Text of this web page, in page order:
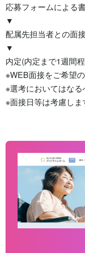
応募フォームによる
▼
配属先担当者との面
▼
内定(内定まで1週間
※WEB面接をご希望
※選考においてはなる
※面接日等は考慮し